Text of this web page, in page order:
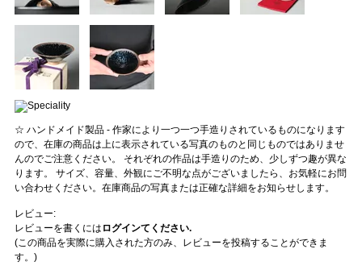
☆ ハンドメイド製品 - 作家により一つ一つ手造りされているものになります
ので、在庫の商品は上に表示されている写真のものと同じものではありませ
んのでご注意ください。 それぞれの作品は手造りのため、少しずつ趣が異な
ります。 サイズ、容量、外観にご不明な点がございましたら、お気軽にお問
い合わせください。在庫商品の写真または正確な詳細をお知らせします。
レビュー:
レビューを書くには ログインてください.
(この商品を実際に購入された方のみ、レビューを投稿することができま
す。)